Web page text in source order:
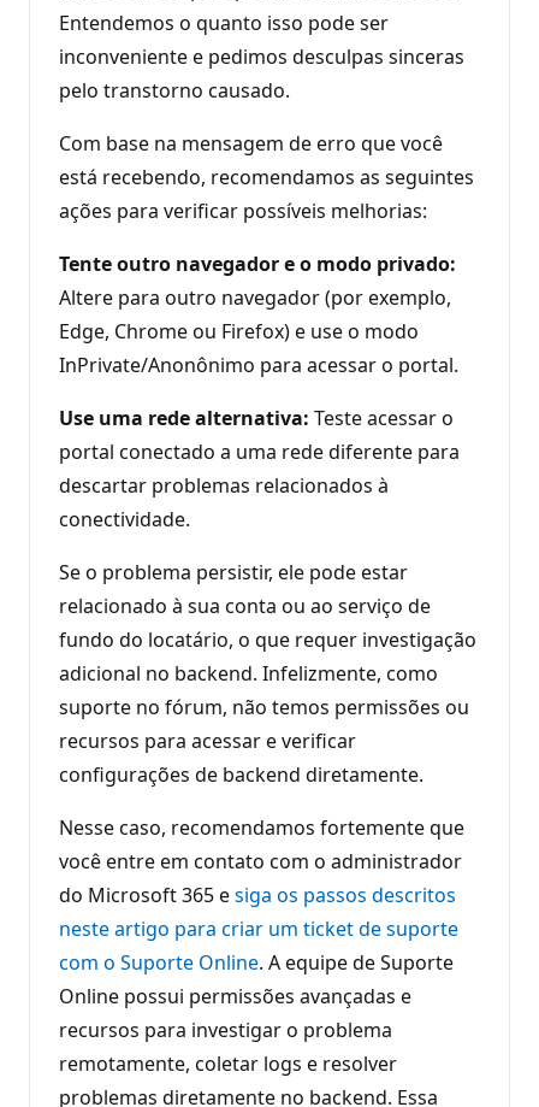
Entendemos o quanto isso pode ser
inconveniente e pedimos desculpas sinceras
pelo transtorno causado.
Com base na mensagem de erro que você
está recebendo, recomendamos as seguintes
ações para verificar possíveis melhorias:
Tente outro navegador e o modo privado:
Altere para outro navegador (por exemplo,
Edge, Chrome ou Firefox) e use o modo
InPrivate/Anonônimo para acessar o portal.
Use uma rede alternativa: Teste acessar o
portal conectado a uma rede diferente para
descartar problemas relacionados à
conectividade.
Se o problema persistir, ele pode estar
relacionado à sua conta ou ao serviço de
fundo do locatário, o que requer investigação
adicional no backend. Infelizmente, como
suporte no fórum, não temos permissões ou
recursos para acessar e verificar
configurações de backend diretamente.
Nesse caso, recomendamos fortemente que
você entre em contato com o administrador
do Microsoft 365 esiga os passos descritos
neste artigo para criar um ticket de suporte
com o Suporte Online. A equipe de Suporte
Online possui permissões avançadas e
recursos para investigar o problema
remotamente, coletar logs e resolver
problemas diretamente no backend. Essa